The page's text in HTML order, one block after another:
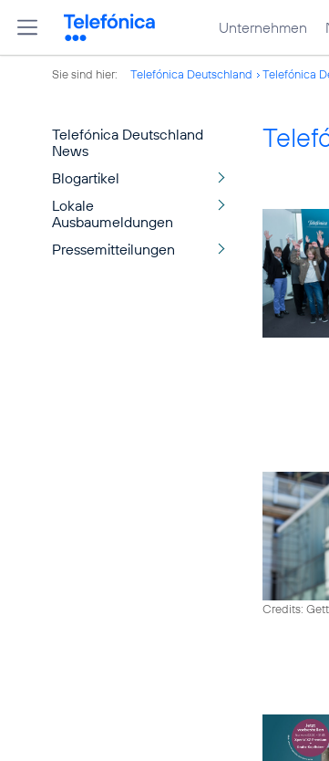
Unternehmen
Sie sind hier: Telefónica Deutschland Telefónica
Telefónica Deutschland
News
Blogartikel
Lokale
Ausbaumeldungen
Pressemitteilungen
Credits: